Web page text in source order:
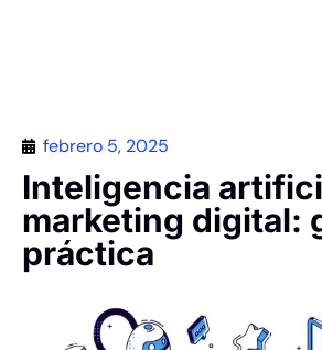
febrero 5, 2025
Inteligencia
marketing digital:
práctica